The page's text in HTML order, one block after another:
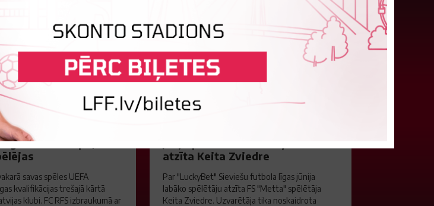
handikapu, RFS
savas spēles UEFA
kvalifikācijas trešajā kārtā
klubi. FC RFS izbraukumā ar
atzīta Keita Zviedre
Par "LuckyBet" Sieviešu futbola līgas jūnija
labāko spēlētāju atzīta FS "Metta" spēlētāja
Keita Zviedre. Uzvarētāja tika noskaidrota